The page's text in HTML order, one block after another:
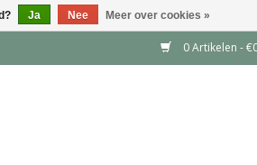
0 Artikelen -
Ja Nee Meer over cookies »